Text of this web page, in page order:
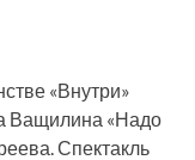
«Внутри»
Ващилина «Надо
Спектакль